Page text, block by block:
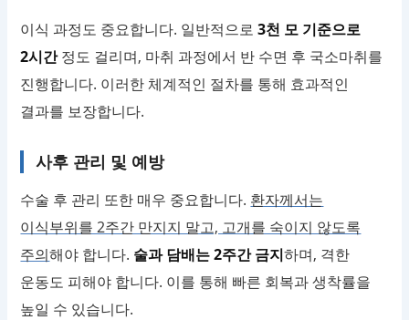
이식 과정도 중요합니다. 일반적으로3천 모 기준으로
2시간정도 걸리며, 마취 과정에서 반 수면 후 국소마취를
진행합니다. 이러한 체계적인 절차를 통해 효과적인
결과를 보장합니다.
사후 관리 및 예방
수술 후 관리 또한 매우 중요합니다. 환자께서는
이식부위를 2주간 만지지 말고, 고개를 숙이지 않도록
주의해야 합니다. 술과 담배는 2주간 금지하며, 격한
운동도 피해야 합니다. 이를 통해 빠른 회복과 생착률을
높일 수 있습니다.